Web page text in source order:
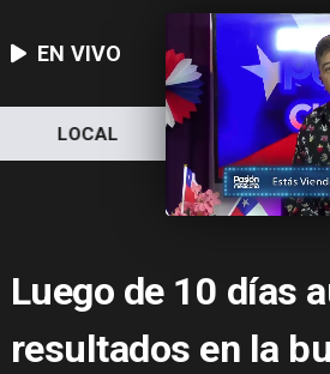
EN VIVO
LOCAL NACIONAL
Luego de 10 días
resultados en la